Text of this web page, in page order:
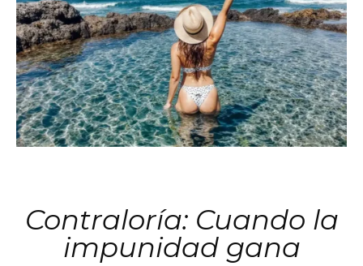
Contraloría: Cuando la
impunidad gana